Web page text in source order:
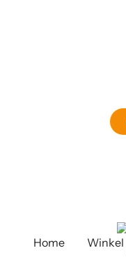
Home Winkel